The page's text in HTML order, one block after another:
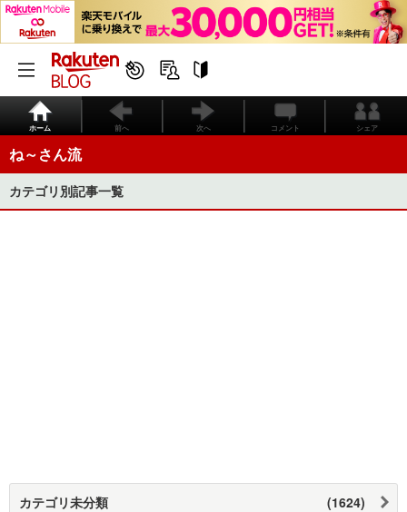
ホーム 前へ 次へ コメント シェア
ね～さん流
カテゴリ別記事一覧
カテゴリ未分類 (1624)